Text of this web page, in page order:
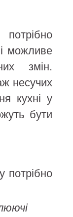
можливе
змін.
несучих
кухні у
бути
потрібно